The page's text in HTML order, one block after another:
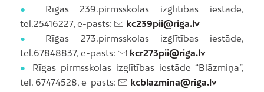
●
Rīgas 239.pirmsskolas izglītības iestāde,
tel.25416227, e-pasts:
kc239pii@riga.lv
●
Rīgas 273.pirmsskolas izglītības iestāde,
tel.67848837, e-pasts:
kcr273pii@riga.lv
●
Rīgas pirmsskolas izglītības iestāde “Blāzmiņa”,
tel. 67474528, e-pasts:
kcblazmina@riga.lv